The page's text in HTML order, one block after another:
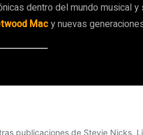
dentro del mundo musical
Macy nuevas